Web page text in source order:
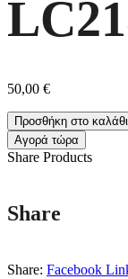
50,00 €
Προσθήκη στο καλάθι
Αγορά τώρα
Share Products
Share
Share: Facebook